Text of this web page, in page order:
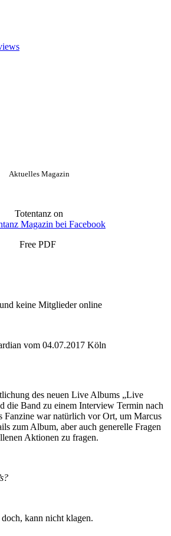
Aktuelles Magazin
Totentanz on
Free PDF
keine Mitglieder online
vom 04.07.2017 Köln
des neuen Live Albums „Live
die Band zu einem Interview Termin nach
Fanzine war natürlich vor Ort, um Marcus
zum Album, aber auch generelle Fragen
Aktionen zu fragen.
kann nicht klagen.